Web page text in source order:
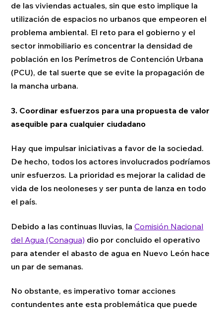
de las viviendas actuales, sin que esto implique la
utilización de espacios no urbanos que empeoren el
problema ambiental. El reto para el gobierno y el
sector inmobiliario es concentrar la densidad de
población en los Perímetros de Contención Urbana
(PCU), de tal suerte que se evite la propagación de
la mancha urbana.
3. Coordinar esfuerzos para una propuesta de valor
asequible para cualquier ciudadano
Hay que impulsar iniciativas a favor de la sociedad.
De hecho, todos los actores involucrados podríamos
unir esfuerzos. La prioridad es mejorar la calidad de
vida de los neoloneses y ser punta de lanza en todo
el país.
Debido a las continuas lluvias, la Comisión Nacional
del Agua (Conagua) dio por concluido el operativo
para atender el abasto de agua en Nuevo León hace
un par de semanas.
No obstante, es imperativo tomar acciones
contundentes ante esta problemática que puede